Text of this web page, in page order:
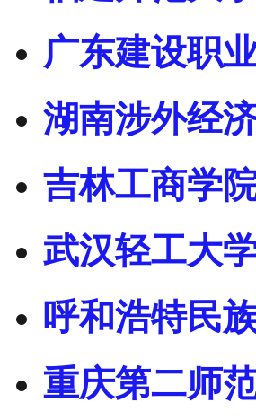
广东建设职
湖南涉外经
吉林工商学
武汉轻工大
呼和浩特民
重庆第二师